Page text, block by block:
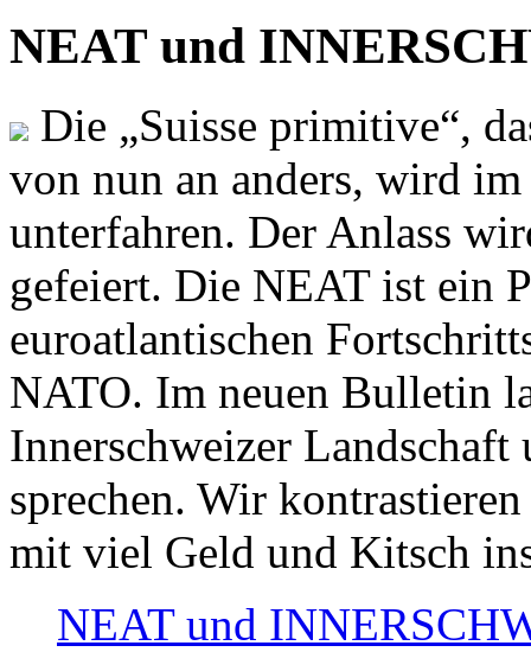
NEAT und
Die „Suisse primitive“,
von nun an anders, wird
unterfahren. Der Anlass
gefeiert. Die NEAT ist ein
euroatlantischen
NATO. Im neuen Bulletin
Innerschweizer
sprechen. Wir
mit viel Geld und Kitsch
NEAT und